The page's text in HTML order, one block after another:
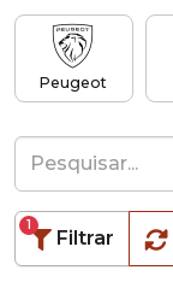
Peugeot
Filtrar
1